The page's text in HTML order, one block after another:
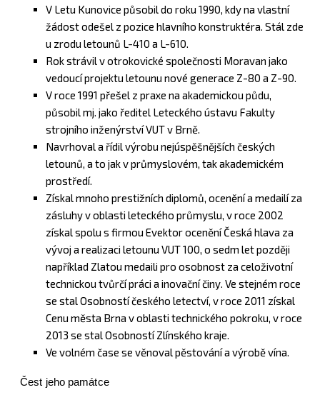
V Letu Kunovice působil do roku 1990, kdy na vlastní
žádost odešel z pozice hlavního konstruktéra. Stál zde
u zrodu letounů L-410 a L-610.
Rok strávil v otrokovické společnosti Moravan jako
vedoucí projektu letounu nové generace Z-80 a Z-90.
V roce 1991 přešel z praxe na akademickou půdu,
působil mj. jako ředitel Leteckého ústavu Fakulty
strojního inženýrství VUT v Brně.
Navrhoval a řídil výrobu nejúspěšnějších českých
letounů, a to jak v průmyslovém, tak akademickém
prostředí.
Získal mnoho prestižních diplomů, ocenění a medailí za
zásluhy v oblasti leteckého průmyslu, v roce 2002
získal spolu s firmou Evektor ocenění Česká hlava za
vývoj a realizaci letounu VUT 100, o sedm let později
například Zlatou medaili pro osobnost za celoživotní
technickou tvůrčí práci a inovační činy. Ve stejném roce
se stal Osobností českého letectví, v roce 2011 získal
Cenu města Brna v oblasti technického pokroku, v roce
2013 se stal Osobností Zlínského kraje.
Ve volném čase se věnoval pěstování a výrobě vína.
Čest jeho památce